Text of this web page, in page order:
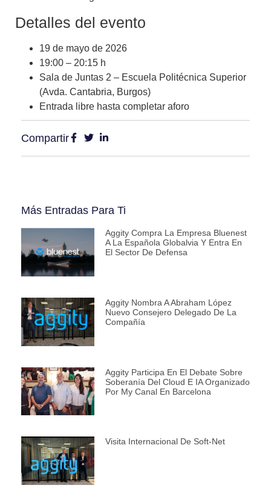
Detalles del evento
19 de mayo de 2026
19:00 – 20:15 h
Sala de Juntas 2 – Escuela Politécnica Superior
(Avda. Cantabria, Burgos)
Entrada libre hasta completar aforo
Compartir
Más Entradas Para Ti
Aggity Compra La Empresa Bluenest
A La Española Globalvia Y Entra En
El Sector De Defensa
Aggity Nombra A Abraham López
Nuevo Consejero Delegado De La
Compañía
Aggity Participa En El Debate Sobre
Soberanía Del Cloud E IA Organizado
Por My Canal En Barcelona
Visita Internacional De Soft-Net